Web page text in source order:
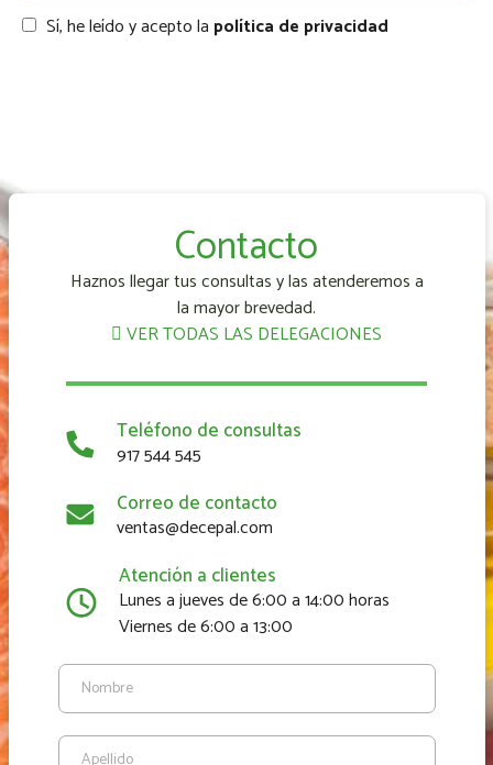
Sí, he leído y acepto la política de privacidad
Contacto
Haznos llegar tus consultas y las atenderemos a
la mayor brevedad.
VER TODAS LAS DELEGACIONES
Teléfono de consultas
917 544 545
Correo de contacto
ventas@decepal.com
Atención a clientes
Lunes a jueves de 6:00 a 14:00 horas
Viernes de 6:00 a 13:00